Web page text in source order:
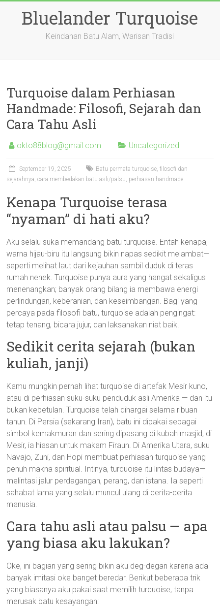
contentBluelander Turquoise
Keindahan Batu Alam, Warisan Tradisi
Turquoise dalam Perhiasan
Handmade: Filosofi, Sejarah dan
Cara Tahu Asli
okto88blog@gmail.com Uncategorized
September 19, 2025
Batu permata turquoise, filosofi dan
sejarahnya, cara membedakan batu asli/palsu, perhiasan handmade
Kenapa Turquoise terasa
“nyaman” di hati aku?
Aku selalu suka memandang batu turquoise. Entah kenapa,
warna hijau-biru itu langsung bikin napas sedikit melambat—
seperti melihat laut dari kejauhan sambil duduk di teras
rumah nenek. Turquoise punya aura yang hangat sekaligus
menenangkan; banyak orang bilang ia membawa energi
perlindungan, keberanian, dan keseimbangan. Bagi yang
percaya pada filosofi batu, turquoise adalah pengingat:
tetap tenang, bicara jujur, dan laksanakan niat baik.
Sedikit cerita sejarah (bukan
kuliah, janji)
Kamu mungkin pernah lihat turquoise di artefak Mesir kuno,
atau di perhiasan suku-suku penduduk asli Amerika — dan itu
bukan kebetulan. Turquoise telah dihargai selama ribuan
tahun. Di Persia (sekarang Iran), batu ini dipakai sebagai
simbol kemakmuran dan sering dipasang di kubah masjid; di
Mesir, ia hiasan untuk makam Firaun. Di Amerika Utara, suku
Navajo, Zuni, dan Hopi membuat perhiasan turquoise yang
penuh makna spiritual. Intinya, turquoise itu lintas budaya—
melintasi jalur perdagangan, perang, dan istana. Ia seperti
sahabat lama yang selalu muncul ulang di cerita-cerita
manusia.
Cara tahu asli atau palsu — apa
yang biasa aku lakukan?
Oke, ini bagian yang sering bikin aku deg-degan karena ada
banyak imitasi oke banget beredar. Berikut beberapa trik
yang biasanya aku pakai saat memilih turquoise, tanpa
merusak batu kesayangan: